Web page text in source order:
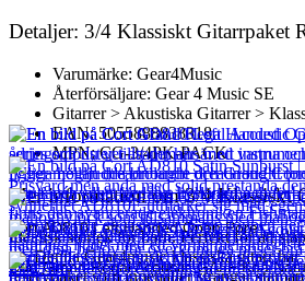
Detaljer: 3/4 Klassiskt Gitarrpaket
Varumärke: Gear4Music
Återförsäljare: Gear 4 Music SE
Gitarrer > Akustiska Gitarrer >
EAN: 5055888838318
MPN: CG-3/4PK-PACK
Mer information om 3/4 Klassiskt
Idealisk storlek för barn. Perfekt för att
ett. Denna Gear4music klassiska gitarr
reservpaket som innehåller strängar
Cort AD810 Left Handed Open Pore
2 417kr
Cort Grand Regal Acoustic GA5F Koa